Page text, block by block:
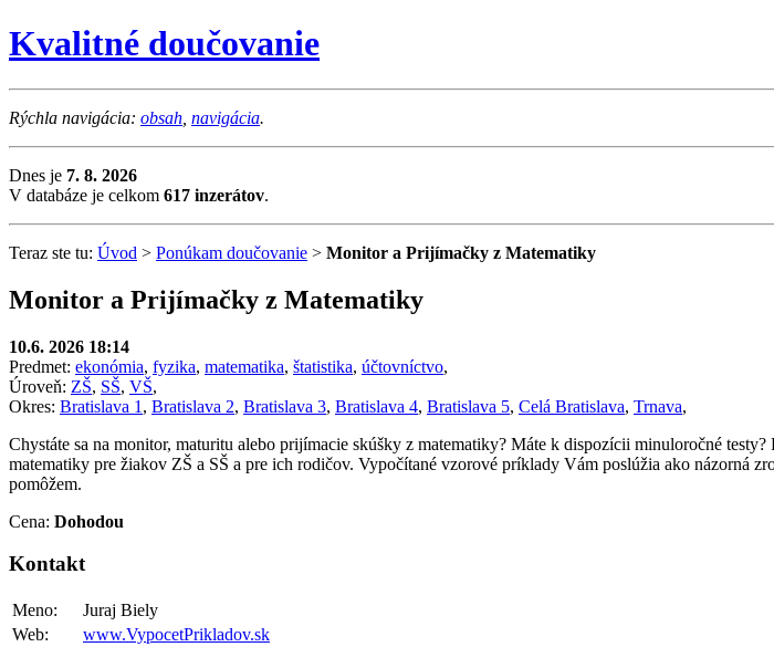
Kvalitné doučovanie
Rýchla navigácia: obsah navigácia.
Dnes je 7. 8. 2026
V databáze je celkom 617 inzerátov.
Teraz ste tu: Úvod > Ponúkam doučovanie > Monitor a Prijímačky z Matematiky
Monitor a Prijímačky z Matematiky
10.6. 2026 18:14
Predmet: ekonómia, fyzika, matematika, štatistika, účtovníctvo,
Úroveň: ZŠ, SŠ, VŠ,
Okres: Bratislava 1 , Bratislava 2, Bratislava 3, Bratislava 4, Bratislava 5, Celá Bratislava, Trnava,
Chystáte sa na monitor, maturitu alebo prijímacie skúšky z matematiky? Máte k dispozícii minuloročné
matematiky pre žiakov ZŠ a SŠ a pre ich rodičov. Vypočítané vzorové príklady Vám poslúžia ako názorná
pomôžem.
Cena: Dohodou
Kontakt
Meno:
Juraj Biely
Web:
www.VypocetPrikladov.sk